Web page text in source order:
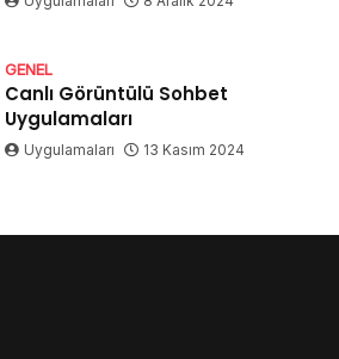
GENEL
Canlı Görüntülü Sohbet
Uygulamaları
Uygulamaları 13 Kasım 2024